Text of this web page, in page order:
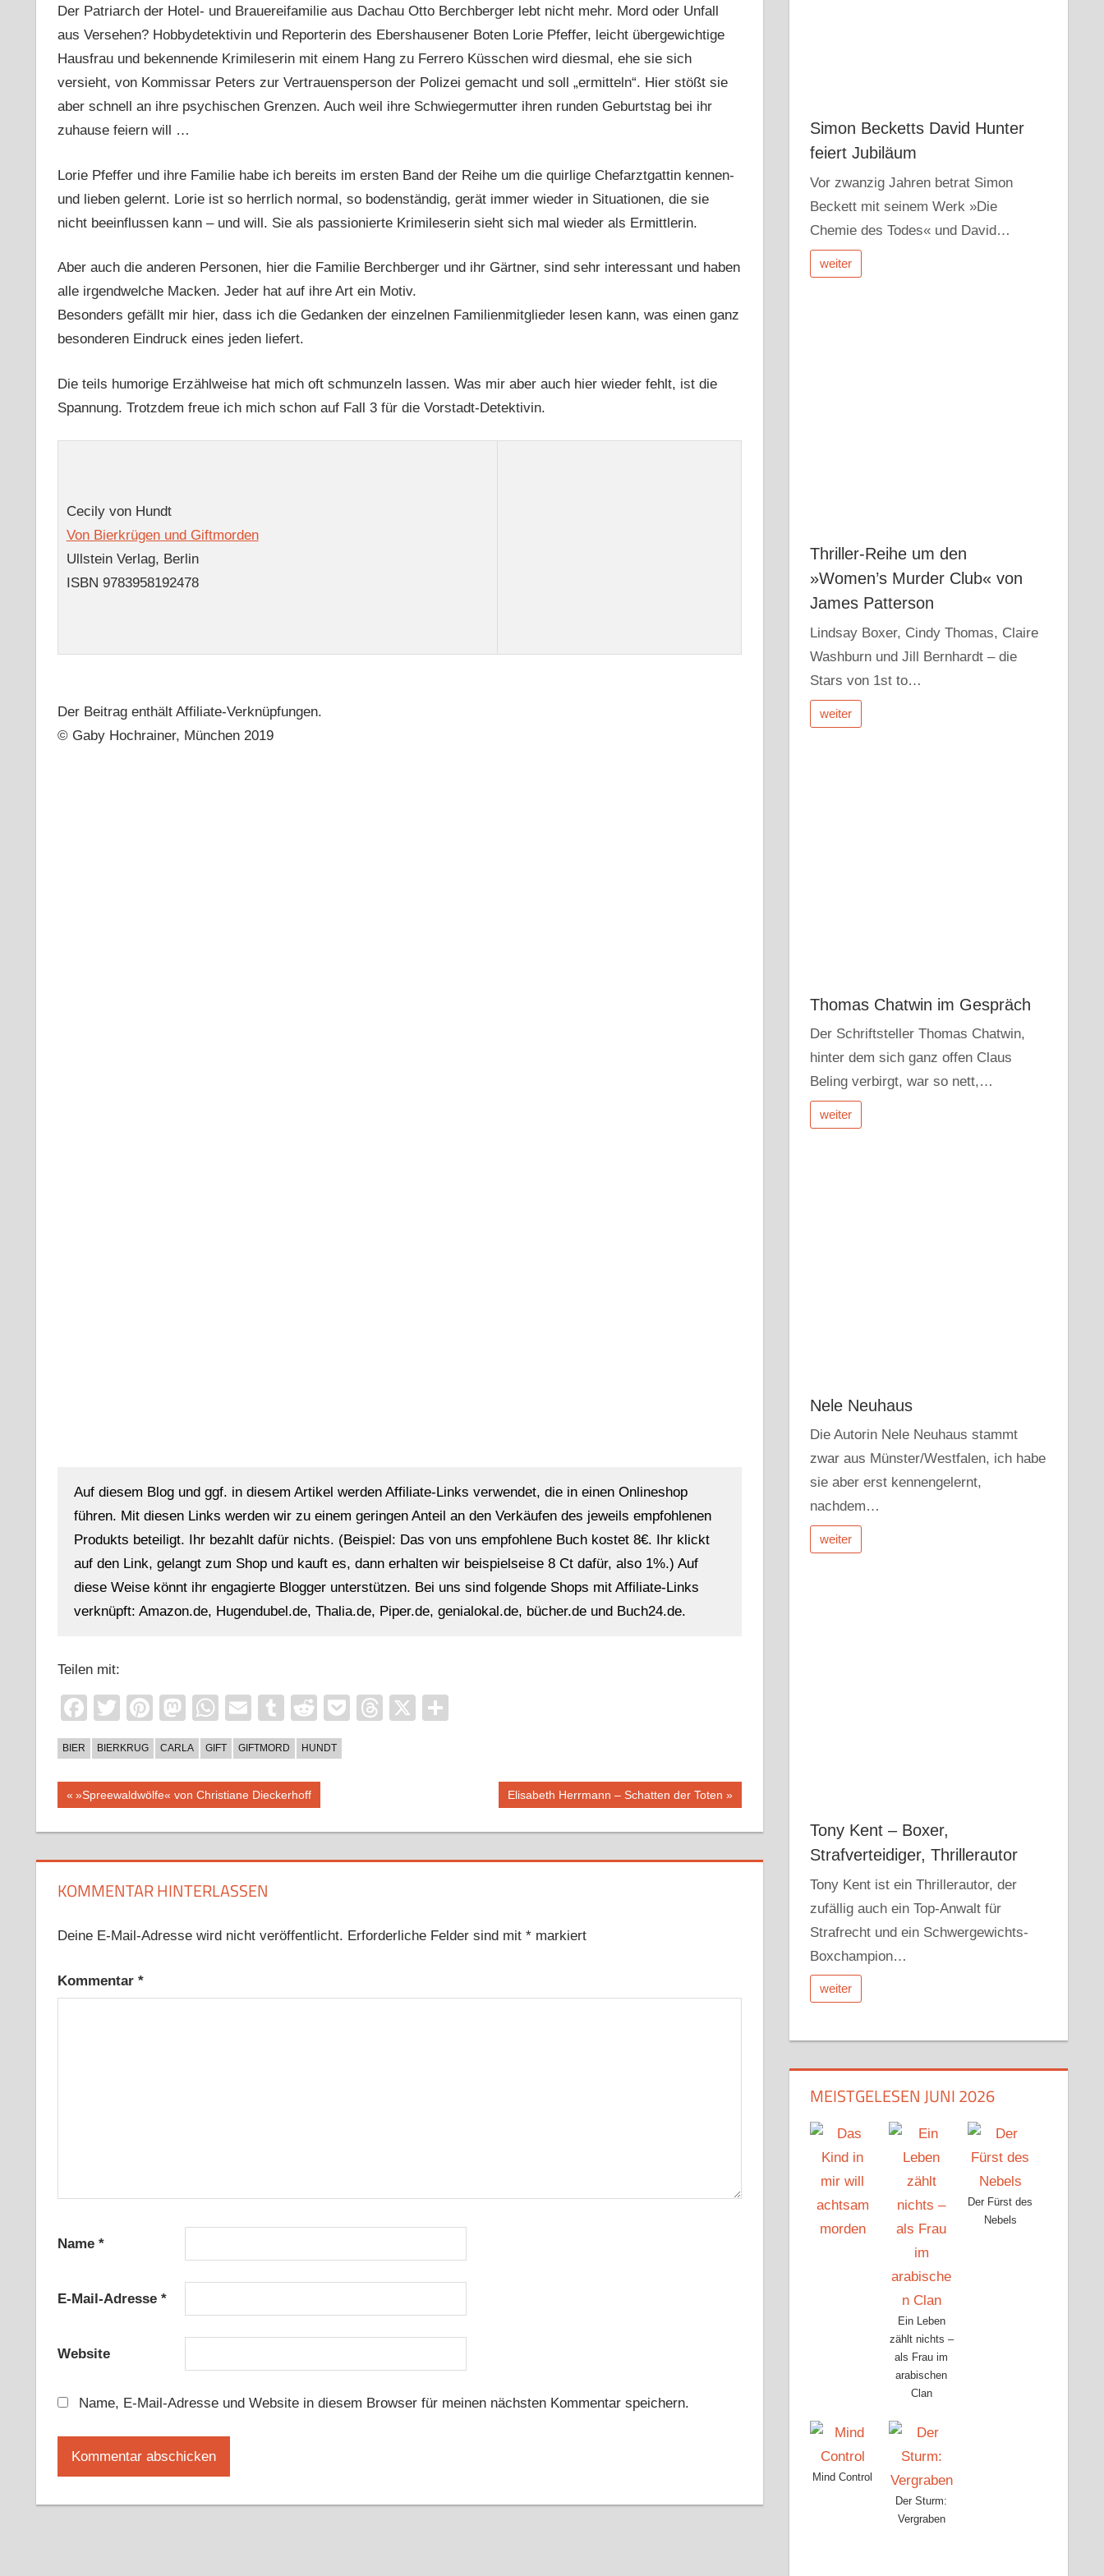
Der Patriarch der Hotel- und Brauereifamilie aus Dachau Otto Berchberger lebt nicht mehr. Mord oder Unfall
aus Versehen? Hobbydetektivin und Reporterin des Ebershausener Boten Lorie Pfeffer, leicht übergewichtige
Hausfrau und bekennende Krimileserin mit einem Hang zu Ferrero Küsschen wird diesmal, ehe sie sich
versieht, von Kommissar Peters zur Vertrauensperson der Polizei gemacht und soll „ermitteln“. Hier stößt sie
aber schnell an ihre psychischen Grenzen. Auch weil ihre Schwiegermutter ihren runden Geburtstag bei ihr
zuhause feiern will …
Lorie Pfeffer und ihre Familie habe ich bereits im ersten Band der Reihe um die quirlige Chefarztgattin kennen-
und lieben gelernt. Lorie ist so herrlich normal, so bodenständig, gerät immer wieder in Situationen, die sie
nicht beeinflussen kann – und will. Sie als passionierte Krimileserin sieht sich mal wieder als Ermittlerin.
Aber auch die anderen Personen, hier die Familie Berchberger und ihr Gärtner, sind sehr interessant und haben
alle irgendwelche Macken. Jeder hat auf ihre Art ein Motiv.
Besonders gefällt mir hier, dass ich die Gedanken der einzelnen Familienmitglieder lesen kann, was einen ganz
besonderen Eindruck eines jeden liefert.
Die teils humorige Erzählweise hat mich oft schmunzeln lassen. Was mir aber auch hier wieder fehlt, ist die
Spannung. Trotzdem freue ich mich schon auf Fall 3 für die Vorstadt-Detektivin.
Cecily von Hundt
Von Bierkrügen und Giftmorden
Ullstein Verlag, Berlin
ISBN 9783958192478
Der Beitrag enthält Affiliate-Verknüpfungen.
© Gaby Hochrainer, München 2019
Auf diesem Blog und ggf. in diesem Artikel werden Affiliate-Links verwendet, die in einen Onlineshop
führen. Mit diesen Links werden wir zu einem geringen Anteil an den Verkäufen des jeweils empfohlenen
Produkts beteiligt. Ihr bezahlt dafür nichts. (Beispiel: Das von uns empfohlene Buch kostet 8€. Ihr klickt
auf den Link, gelangt zum Shop und kauft es, dann erhalten wir beispielseise 8 Ct dafür, also 1%.) Auf
diese Weise könnt ihr engagierte Blogger unterstützen. Bei uns sind folgende Shops mit Affiliate-Links
verknüpft: Amazon.de, Hugendubel.de, Thalia.de, Piper.de, genialokal.de, bücher.de und Buch24.de.
Teilen mit:
Facebook
TwitterPinterest
Mastodon
WhatsApp
EmailTumblr
RedditPocketThreads
X
BIER BIERKRUG CARLA GIFT GIFTMORD HUNDT
Beitragsnavigation
Vorheriger
»Spreewaldwölfe« von Christiane Dieckerhoff
Nächster
Elisabeth Herrmann – Schatten der Toten
KOMMENTAR HINTERLASSEN
Deine E-Mail-Adresse wird nicht veröffentlicht. Erforderliche Felder sind mit *markiert
Kommentar *
Name *
E-Mail-Adresse *
Website
Name, E-Mail-Adresse und Website in diesem Browser für meinen nächsten Kommentar speichern.
Simon Becketts David Hunter
feiert Jubiläum
Vor zwanzig Jahren betrat Simon
Beckett mit seinem Werk »Die
Chemie des Todes« und David…
weiter
Thriller-Reihe um den
»Women’s Murder Club« von
James Patterson
Lindsay Boxer, Cindy Thomas, Claire
Washburn und Jill Bernhardt – die
Stars von 1st to…
weiter
Thomas Chatwin im Gespräch
Der Schriftsteller Thomas Chatwin,
hinter dem sich ganz offen Claus
Beling verbirgt, war so nett,…
weiter
Nele Neuhaus
Die Autorin Nele Neuhaus stammt
zwar aus Münster/Westfalen, ich habe
sie aber erst kennengelernt,
nachdem…
weiter
Tony Kent – Boxer,
Strafverteidiger, Thrillerautor
Tony Kent ist ein Thrillerautor, der
zufällig auch ein Top-Anwalt für
Strafrecht und ein Schwergewichts-
Boxchampion…
weiter
MEISTGELESEN JUNI 2026
Ein Leben
zählt nichts –
als Frau im
arabischen
Clan
Der Fürst des
Nebels
Mind Control
Der Sturm:
Vergraben